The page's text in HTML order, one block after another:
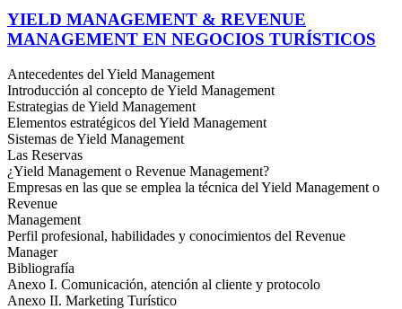
YIELD MANAGEMENT & REVENUE
MANAGEMENT EN NEGOCIOS TURÍSTICOS
Antecedentes del Yield Management
Introducción al concepto de Yield Management
Estrategias de Yield Management
Elementos estratégicos del Yield Management
Sistemas de Yield Management
Las Reservas
¿Yield Management o Revenue Management?
Empresas en las que se emplea la técnica del Yield Management o
Revenue
Management
Perfil profesional, habilidades y conocimientos del Revenue
Manager
Bibliografía
Anexo I. Comunicación, atención al cliente y protocolo
Anexo II. Marketing Turístico